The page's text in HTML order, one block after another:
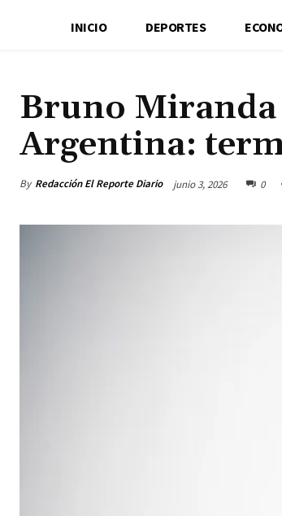
INICIO DEPORTES
Bruno
Argentina:
By Redacción El Reporte Diario junio 3, 2026 0